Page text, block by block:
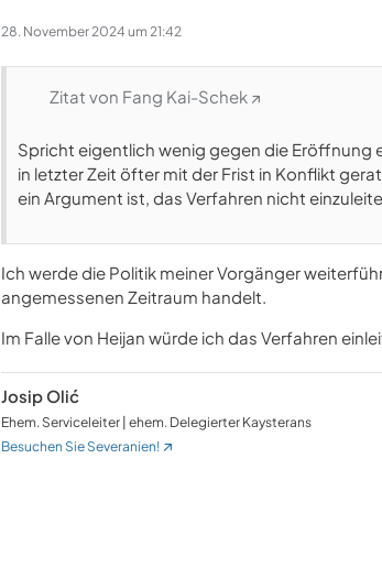
28. November 2024 um 21:42
Zitat von Fang Kai-Schek
Spricht eigentlich wenig gegen die Eröffnung
in letzter Zeit öfter mit der Frist in Konflikt
ein Argument ist, das Verfahren nicht
Ich werde die Politik meiner Vorgänger
angemessenen Zeitraum handelt.
Im Falle von Heijan würde ich das Verfahren
Josip Olić
Ehem. Serviceleiter | ehem. Delegierter Kaysterans
Besuchen Sie Severanien!